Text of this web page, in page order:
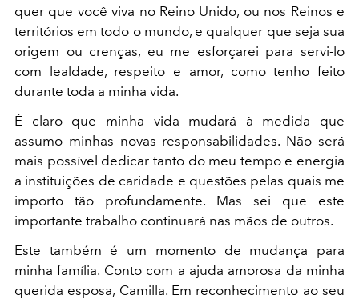
quer que você viva no Reino Unido, ou nos Reinos e
territórios em todo o mundo, e qualquer que seja sua
origem ou crenças, eu me esforçarei para servi-lo
com lealdade, respeito e amor, como tenho feito
durante toda a minha vida.
É claro que minha vida mudará à medida que
assumo minhas novas responsabilidades. Não será
mais possível dedicar tanto do meu tempo e energia
a instituições de caridade e questões pelas quais me
importo tão profundamente. Mas sei que este
importante trabalho continuará nas mãos de outros.
Este também é um momento de mudança para
minha família. Conto com a ajuda amorosa da minha
querida esposa, Camilla. Em reconhecimento ao seu